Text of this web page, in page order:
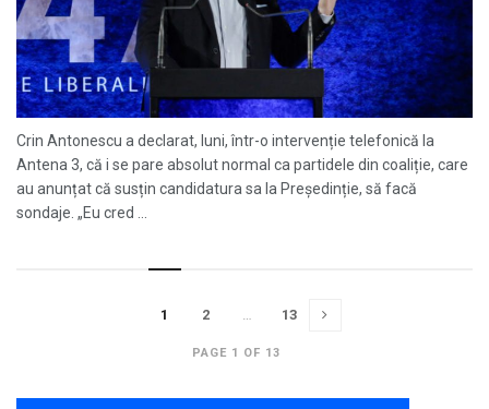
Crin Antonescu a declarat, luni, într-o intervenție telefonică la
Antena 3, că i se pare absolut normal ca partidele din coaliție, care
au anunțat că susțin candidatura sa la Președinție, să facă
sondaje. „Eu cred ...
PAGE 1 OF 13
1 2 … 13